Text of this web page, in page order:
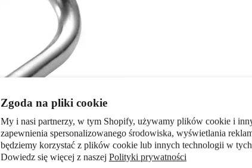
Zgoda na pliki cookie
My i nasi partnerzy, w tym Shopify, używamy plików cookie i
zapewnienia spersonalizowanego środowiska, wyświetlania
będziemy korzystać z plików cookie lub innych technologii w
Dowiedz się więcej z naszej Polityki prywatności